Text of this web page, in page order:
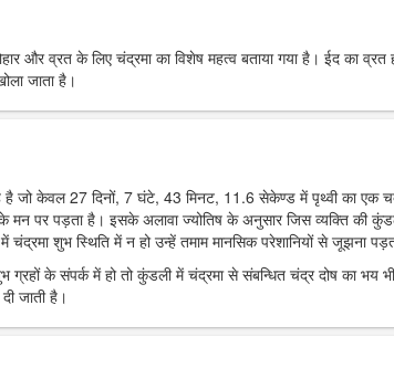
और व्रत के लिए चंद्रमा का विशेष महत्व बताया गया है। ईद का
जाता है।
है जो केवल 27 दिनों, 7 घंटे, 43 मिनट, 11.6 सेकेण्ड में पृथ्वी का एक
के मन पर पड़ता है। इसके अलावा ज्योतिष के अनुसार जिस व्यक्ति की
शुभ स्थिति में न हो उन्हें तमाम मानसिक परेशानियों से जूझना
के संपर्क में हो तो कुंडली में चंद्रमा से संबन्धित चंद्र दोष का भय भी
जाती है।